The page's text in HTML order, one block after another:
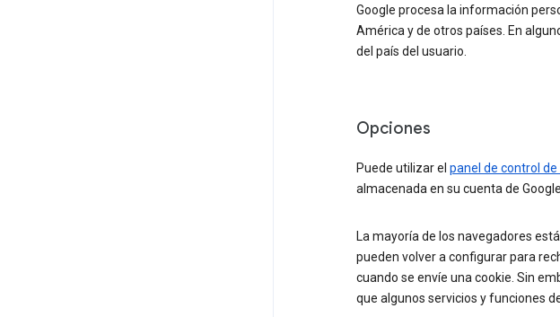
Google procesa la información
América y de otros países. En
del país del usuario.
Opciones
Puede utilizar el panel de control de
almacenada en su cuenta de Google.
La mayoría de los navegadores
pueden volver a configurar para
cuando se envíe una cookie. Sin
que algunos servicios y funciones